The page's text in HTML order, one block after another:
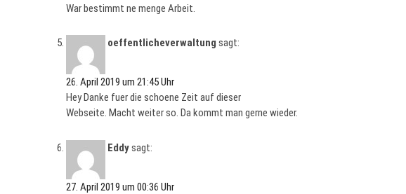
War bestimmt ne menge Arbeit.
oeffentlicheverwaltung sagt:
26. April 2019 um 21:45 Uhr
Hey Danke fuer die schoene Zeit auf dieser
Webseite. Macht weiter so. Da kommt man gerne wieder.
Eddysagt:
27. April 2019 um 00:36 Uhr